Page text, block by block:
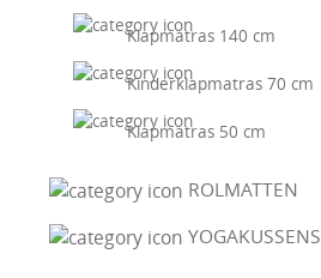
Klapmatras 140 cm
Kinderklapmatras 70 cm
Klapmatras 50 cm
ROLMATTEN
YOGAKUSSENS